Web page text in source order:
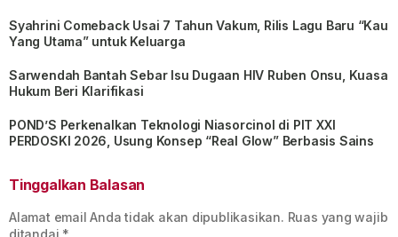
Syahrini Comeback Usai 7 Tahun Vakum, Rilis Lagu Baru “Kau
Yang Utama” untuk Keluarga
Sarwendah Bantah Sebar Isu Dugaan HIV Ruben Onsu, Kuasa
Hukum Beri Klarifikasi
POND’S Perkenalkan Teknologi Niasorcinol di PIT XXI
PERDOSKI 2026, Usung Konsep “Real Glow” Berbasis Sains
Tinggalkan Balasan
Alamat email Anda tidak akan dipublikasikan. Ruas yang wajib
ditandai *